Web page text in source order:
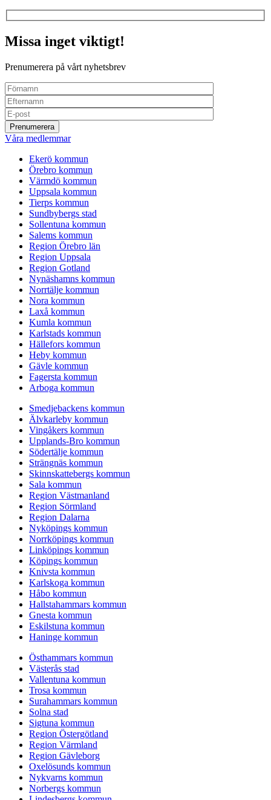
Missa inget viktigt!
Prenumerera på vårt nyhetsbrev
Våra medlemmar
Ekerö kommun
Örebro kommun
Värmdö kommun
Uppsala kommun
Tierps kommun
Sundbybergs stad
Sollentuna kommun
Salems kommun
Region Örebro län
Region Uppsala
Region Gotland
Nynäshamns kommun
Norrtälje kommun
Nora kommun
Laxå kommun
Kumla kommun
Karlstads kommun
Hällefors kommun
Heby kommun
Gävle kommun
Fagersta kommun
Arboga kommun
Smedjebackens kommun
Älvkarleby kommun
Vingåkers kommun
Upplands-Bro kommun
Södertälje kommun
Strängnäs kommun
Skinnskattebergs kommun
Sala kommun
Region Västmanland
Region Sörmland
Region Dalarna
Nyköpings kommun
Norrköpings kommun
Linköpings kommun
Köpings kommun
Knivsta kommun
Karlskoga kommun
Håbo kommun
Hallstahammars kommun
Gnesta kommun
Eskilstuna kommun
Haninge kommun
Östhammars kommun
Västerås stad
Vallentuna kommun
Trosa kommun
Surahammars kommun
Solna stad
Sigtuna kommun
Region Östergötland
Region Värmland
Region Gävleborg
Oxelösunds kommun
Nykvarns kommun
Norbergs kommun